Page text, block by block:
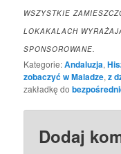
WSZYSTKIE
LOKAKALACH
SPONSOROWANE.
Kategorie:Andaluzja,
zobaczyć w Maladze,z
zakładkę do
Dodaj